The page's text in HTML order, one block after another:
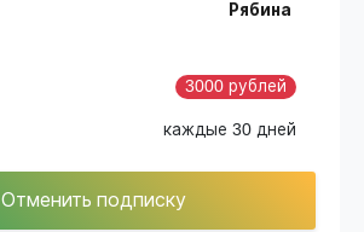
Рябина
3000 рублей
каждые 30 дней
Отменить подписку